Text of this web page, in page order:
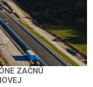
ZAČNÚ